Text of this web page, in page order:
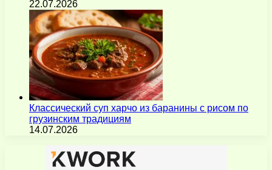
22.07.2026
Классический суп харчо из баранины с рисом по
грузинским традициям
14.07.2026